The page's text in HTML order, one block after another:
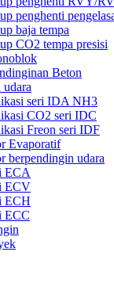
penghenti
baja tempa
CO2 tempa presisi
Beton
seri IDA NH3
CO2 seri IDC
Freon seri IDF
Evaporatif
berpendingin udara
ECA
ECV
ECH
ECC